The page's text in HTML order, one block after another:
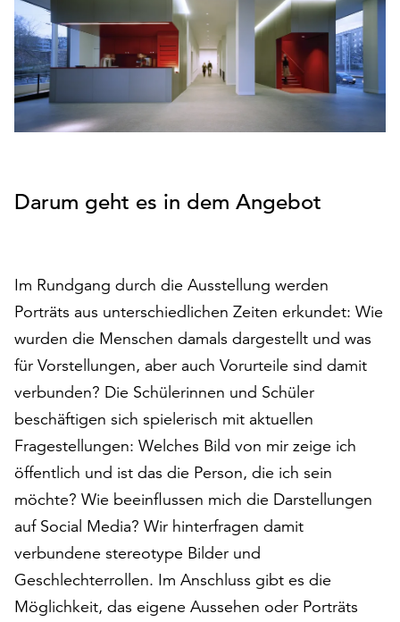
den
Betrieb
der
Seite
notwendig
sind
(funktionale
solche,
anonymen
Statistikzwecken
genutzt
werden.
Klicken
Sie
auf
„Alle
akzeptieren“,
um
alle
Cookies
akzeptieren.
Sie
können
Darum geht es in dem Angebot
Im Rundgang durch die Ausstellung werden
Porträts aus unterschiedlichen Zeiten erkundet: Wie
wurden die Menschen damals dargestellt und was
für Vorstellungen, aber auch Vorurteile sind damit
verbunden? Die Schülerinnen und Schüler
beschäftigen sich spielerisch mit aktuellen
Fragestellungen: Welches Bild von mir zeige ich
öffentlich und ist das die Person, die ich sein
möchte? Wie beeinflussen mich die Darstellungen
auf Social Media? Wir hinterfragen damit
verbundene stereotype Bilder und
Geschlechterrollen. Im Anschluss gibt es die
Möglichkeit, das eigene Aussehen oder Porträts